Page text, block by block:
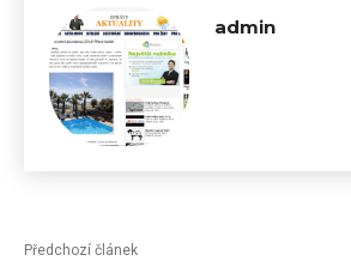
admin
Předchozí článek